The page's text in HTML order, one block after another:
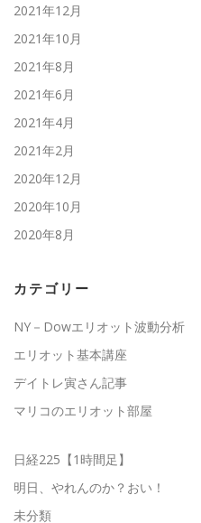
2021年12月
2021年10月
2021年8月
2021年6月
2021年4月
2021年2月
2020年12月
2020年10月
2020年8月
カテゴリー
NY－Dowエリオット波動分析
エリオット基本講座
デイトレ寅さん記事
マリコのエリオット部屋
日経225【1時間足】
明日、やれんのか？おい！
未分類